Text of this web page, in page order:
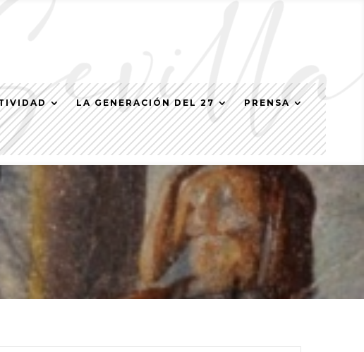
LA GENERACIÓN DEL 27
PRENSA